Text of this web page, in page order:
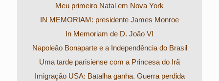
Meu primeiro Natal em Nova York
IN MEMORIAM: presidente James Monroe
In Memoriam de D. João VI
Napoleão Bonaparte e a Independência do Brasil
Uma tarde parisiense com a Princesa do Irã
Imigração USA: Batalha ganha. Guerra perdida